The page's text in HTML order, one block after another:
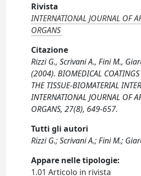
Rivista
INTERNATIONAL JOURNAL OF
ORGANS
Citazione
Rizzi G., Scrivani A., Fini M.,
(2004). BIOMEDICAL
THE TISSUE-BIOMATERIAL
INTERNATIONAL JOURNAL OF
ORGANS, 27(8), 649-657.
Tutti gli autori
Rizzi G.; Scrivani A.; Fini M.;
Appare nelle tipologie:
1.01 Articolo in rivista